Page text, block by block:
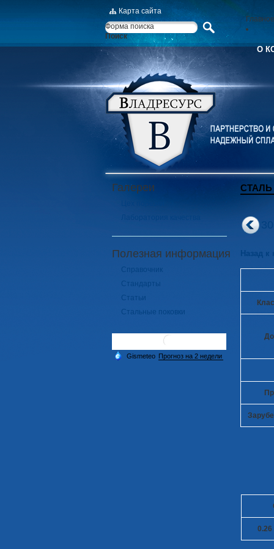
О
Карта сайта
Форма поиска
Поиск
СТАЛЬ
Назад
0.26
Галереи
Полезная информация
Справочник
Стандарты
Статьи
Стальные поковки